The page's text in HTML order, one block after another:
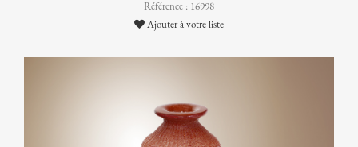
Référence : 16998
Ajouter à votre liste